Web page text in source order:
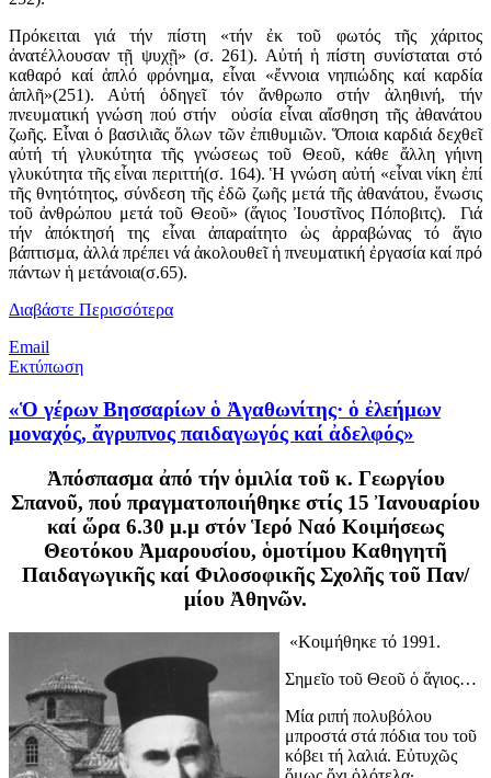
Πρόκειται γιά τήν πίστη «τήν ἐκ τοῦ φωτός τῆς χάριτος
ἀνατέλλουσαν τῇ ψυχῇ» (σ. 261). Αὐτή ἡ πίστη συνίσταται στό
καθαρό καί ἁπλό φρόνημα, εἶναι «ἔννοια νηπιώδης καί καρδία
ἁπλῆ»(251). Αὐτή ὁδηγεῖ τόν ἄνθρωπο στήν ἀληθινή, τήν
πνευματική γνώση πού στήν οὐσία εἶναι αἴσθηση τῆς ἀθανάτου
ζωῆς. Εἶναι ὁ βασιλιᾶς ὅλων τῶν ἐπιθυμιῶν. Ὅποια καρδιά δεχθεῖ
αὐτή τή γλυκύτητα τῆς γνώσεως τοῦ Θεοῦ, κάθε ἄλλη γήινη
γλυκύτητα τῆς εἶναι περιττή(σ. 164). Ἡ γνώση αὐτή «εἶναι νίκη ἐπί
τῆς θνητότητος, σύνδεση τῆς ἐδῶ ζωῆς μετά τῆς ἀθανάτου, ἕνωσις
τοῦ ἀνθρώπου μετά τοῦ Θεοῦ» (ἅγιος Ἰουστῖνος Πόποβιτς). Γιά
τήν ἀπόκτησή της εἶναι ἀπαραίτητο ὡς ἀρραβώνας τό ἅγιο
βάπτισμα, ἀλλά πρέπει νά ἀκολουθεῖ ἡ πνευματική ἐργασία καί πρό
πάντων ἡ μετάνοια(σ.65).
Διαβάστε Περισσότερα
Email
Εκτύπωση
«Ὁ γέρων Βησσαρίων ὁ Ἀγαθωνίτης· ὁ ἐλεήμων
μοναχός, ἄγρυπνος παιδαγωγός καί ἀδελφός»
Ἀπόσπασμα ἀπό τήν ὁμιλία τοῦ κ. Γεωργίου
Σπανοῦ, πού πραγματοποιήθηκε στίς 15 Ἰανουαρίου
καί ὥρα 6.30 μ.μ στόν Ἱερό Ναό Κοιμήσεως
Θεοτόκου Ἀμαρουσίου, ὁμοτίμου Καθηγητῆ
Παιδαγωγικῆς καί Φιλοσοφικῆς Σχολῆς τοῦ Παν/
μίου Ἀθηνῶν.
«Κοιμήθηκε τό 1991.
Σημεῖο τοῦ Θεοῦ ὁ ἅγιος…
Μία ριπή πολυβόλου
μπροστά στά πόδια του τοῦ
κόβει τή λαλιά. Εὐτυχῶς